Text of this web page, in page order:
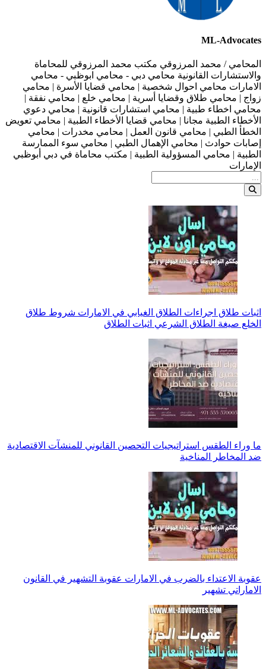
ML-Advocates
المحامي / محمد المرزوقي مكتب محمد المرزوقي للمحاماة
والاستشارات القانونية محامي دبي - محامي ابوظبي - محامي
الامارات محامي احوال شخصية | محامي قضايا الأسرة | محامي
زواج | محامي طلاق وقضايا أسرية | محامي خلع | محامي نفقة |
محامي اخطاء طبية | محامي استشارات قانونية | محامي دعوي
الأخطاء الطبية مجانا | محامي قضايا الأخطاء الطبية | محامي تعويض
الخطأ الطبي | محامي قانون العمل | محامي مخدرات | محامي
إصابات حوادث | محامي الإهمال الطبي | محامي سوء الممارسة
الطبية | محامي المسؤولية الطبية | مكتب محاماة في دبي أبوظبي
الإمارات
اثبات طلاق اجراءات الطلاق الغيابي في الامارات شروط طلاق
الخلع صيغة الطلاق الشرعي اثبات الطلاق
ما وراء الطقس استراتيجيات التحصين القانوني للمنشآت الاقتصادية
ضد المخاطر المناخية
عقوبة الاعتداء بالضرب في الامارات عقوبة التشهير في القانون
الاماراتي تشهير